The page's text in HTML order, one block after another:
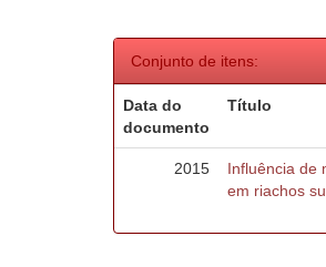
Conjunto de itens:
Data do
documento
Título
2015
Influência de
em riachos